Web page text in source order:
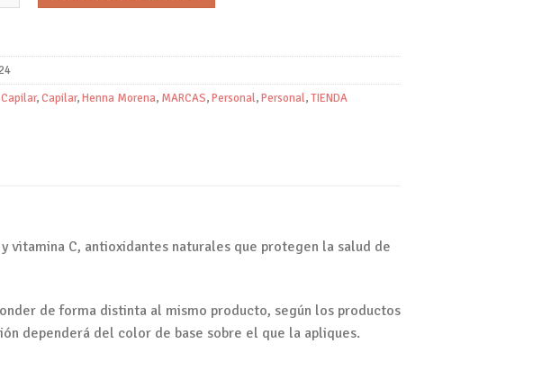
Capilar,Capilar,Henna Morena, MARCAS,Personal,Personal,TIENDA
vitamina C, antioxidantes naturales que protegen la salud de
de forma distinta al mismo producto, según los productos
dependerá del color de base sobre el que la apliques.